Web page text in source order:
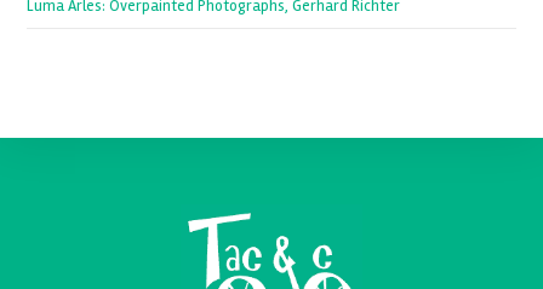
Luma Arles: Overpainted Photographs, Gerhard Richter